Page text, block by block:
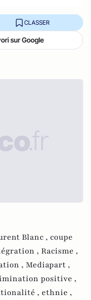
CLASSER
sur Google
Blanc , coupe
, Racisme ,
, Mediapart ,
positive ,
, ethnie ,